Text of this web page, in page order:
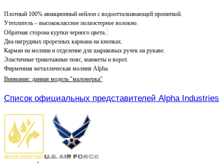
Плотный 100% авиационный нейлон с водоотталкивающей пропиткой.
Утеплитель – высококлассное полиэстерное волокно.
Обратная сторона куртки черного цвета.
Два нагрудных прорезных кармана на кнопках.
Карман на молнии и отделение для шариковых ручек на рукаве.
Эластичные трикотажные пояс, манжеты и ворот.
Фирменная металлическая молния Alpha.
Внимание: данная модель "маломерка"
Список официальных представителей Alpha Industries